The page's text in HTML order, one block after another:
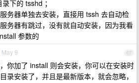
下的 tsshd ；
务器单独去安装，直接用 tssh 去自动检
务器有跳过，没有就自动安装，因为我看
参数的
67
May 9
你加了 install 则会安装，你可以在安装时
录安装了，并且是最新版本，就会忽略，